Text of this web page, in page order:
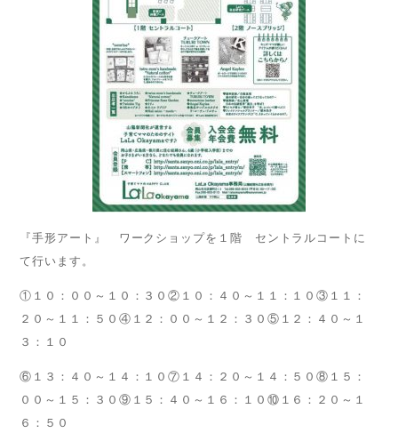
『手形アート』 ワークショップを１階 セントラルコートに
て行います。
①１０：００～１０：３０②１０：４０～１１：１０③１１：
２０～１１：５０④１２：００～１２：３０⑤１２：４０～１
３：１０
⑥１３：４０～１４：１０⑦１４：２０～１４：５０⑧１５：
００～１５：３０⑨１５：４０～１６：１０⑩１６：２０～１
６：５０